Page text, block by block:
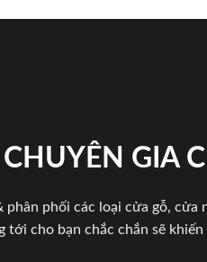
GIA
phối các loại cửa gỗ,
tới cho bạn chắc chắn sẽ